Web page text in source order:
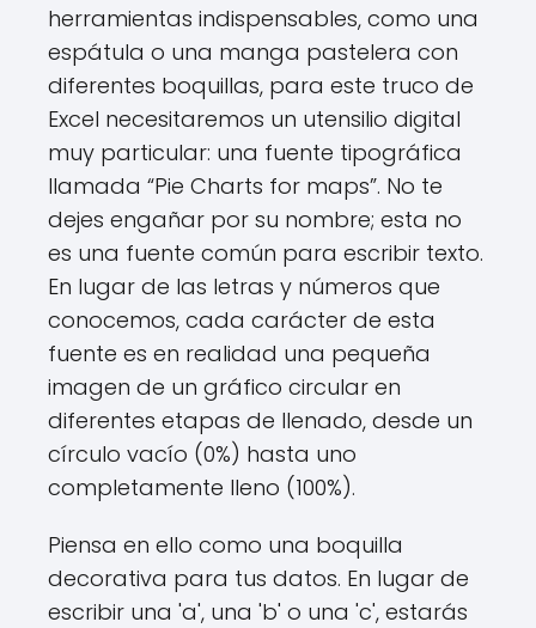
herramientas indispensables, como una
espátula o una manga pastelera con
diferentes boquillas, para este truco de
Excel necesitaremos un utensilio digital
muy particular: una fuente tipográfica
llamada “Pie Charts for maps”. No te
dejes engañar por su nombre; esta no
es una fuente común para escribir texto.
En lugar de las letras y números que
conocemos, cada carácter de esta
fuente es en realidad una pequeña
imagen de un gráfico circular en
diferentes etapas de llenado, desde un
círculo vacío (0%) hasta uno
completamente lleno (100%).
Piensa en ello como una boquilla
decorativa para tus datos. En lugar de
escribir una 'a', una 'b' o una 'c', estarás